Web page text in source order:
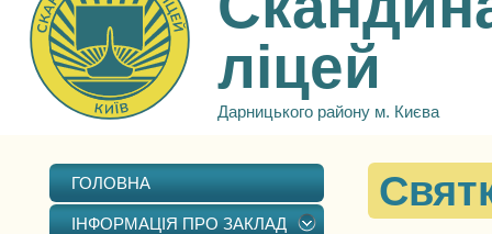
ліцей
Дарницького району м. Києва
ГОЛОВНА
ІНФОРМАЦІЯ ПРО ЗАКЛАД